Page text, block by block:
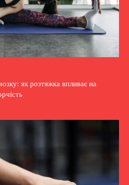
як розтяжка впливає на